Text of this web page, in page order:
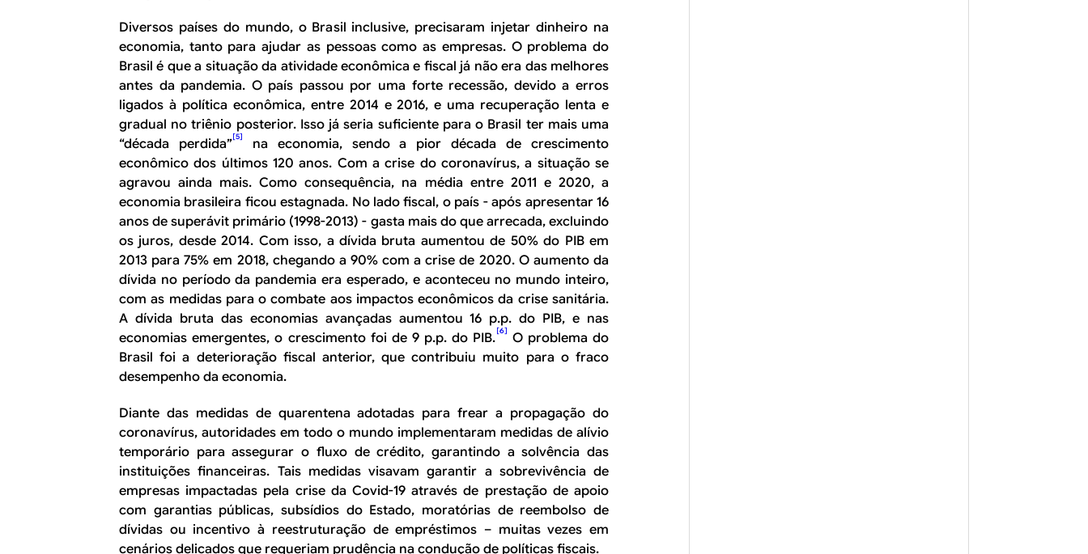
Diversos países do mundo, o Brasil inclusive, precisaram injetar dinheiro na
economia, tanto para ajudar as pessoas como as empresas. O problema do
Brasil é que a situação da atividade econômica e fiscal já não era das melhores
antes da pandemia. O país passou por uma forte recessão, devido a erros
ligados à política econômica, entre 2014 e 2016, e uma recuperação lenta e
gradual no triênio posterior. Isso já seria suficiente para o Brasil ter mais uma
“década perdida”[5]
na economia, sendo a pior década de crescimento
econômico dos últimos 120 anos. Com a crise do coronavírus, a situação se
agravou ainda mais. Como consequência, na média entre 2011 e 2020, a
economia brasileira ficou estagnada. No lado fiscal, o país - após apresentar 16
anos de superávit primário (1998-2013) - gasta mais do que arrecada, excluindo
os juros, desde 2014. Com isso, a dívida bruta aumentou de 50% do PIB em
2013 para 75% em 2018, chegando a 90% com a crise de 2020. O aumento da
dívida no período da pandemia era esperado, e aconteceu no mundo inteiro,
com as medidas para o combate aos impactos econômicos da crise sanitária.
A dívida bruta das economias avançadas aumentou 16 p.p. do PIB, e nas
economias emergentes, o crescimento foi de 9 p.p. do PIB. [6]
O problema do
Brasil foi a deterioração fiscal anterior, que contribuiu muito para o fraco
desempenho da economia.
Diante das medidas de quarentena adotadas para frear a propagação do
coronavírus, autoridades em todo o mundo implementaram medidas de alívio
temporário para assegurar o fluxo de crédito, garantindo a solvência das
instituições financeiras. Tais medidas visavam garantir a sobrevivência de
empresas impactadas pela crise da Covid-19 através de prestação de apoio
com garantias públicas, subsídios do Estado, moratórias de reembolso de
dívidas ou incentivo à reestruturação de empréstimos – muitas vezes em
cenários delicados que requeriam prudência na condução de políticas fiscais.